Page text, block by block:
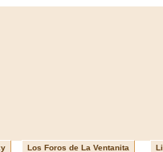
Los Foros de La Ventanita